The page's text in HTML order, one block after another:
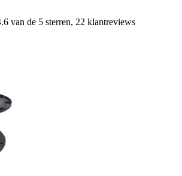
van de 5 sterren, 22 klantreviews